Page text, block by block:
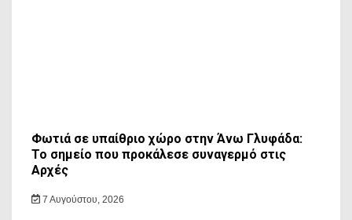
Φωτιά σε υπαίθριο χώρο στην Άνω Γλυφάδα:
Το σημείο που προκάλεσε συναγερμό στις
Αρχές
7 Αυγούστου, 2026